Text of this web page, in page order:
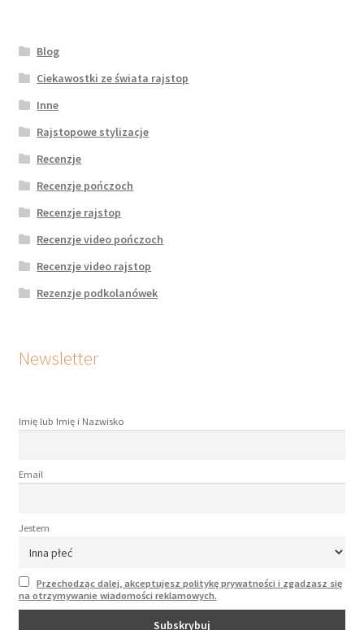
Blog
Ciekawostki ze świata rajstop
Inne
Rajstopowe stylizacje
Recenzje
Recenzje pończoch
Recenzje rajstop
Recenzje video pończoch
Recenzje video rajstop
Rezenzje podkolanówek
Newsletter
Imię lub Imię i Nazwisko
Email
Jestem
Przechodząc dalej, akceptujesz politykę prywatności i zgadzasz się
na otrzymywanie wiadomości reklamowych.